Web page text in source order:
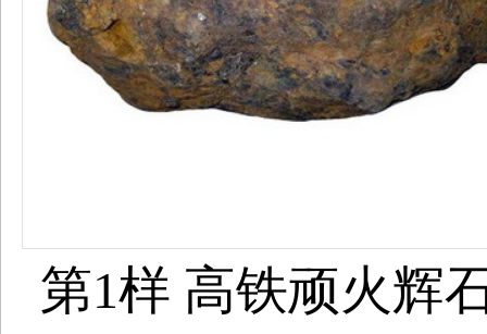
第1样 高铁顽火辉